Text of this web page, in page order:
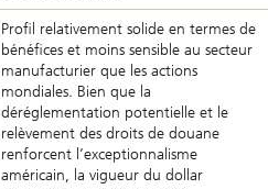
Profil relativement solide en termes de
bénéfices et moins sensible au secteur
manufacturier que les actions
mondiales. Bien que la
déréglementation potentielle et le
relèvement des droits de douane
renforcent l’exceptionnalisme
américain, la vigueur du dollar